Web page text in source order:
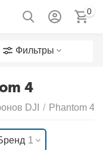
0
Фильтры
4
DJI / Phantom 4
1